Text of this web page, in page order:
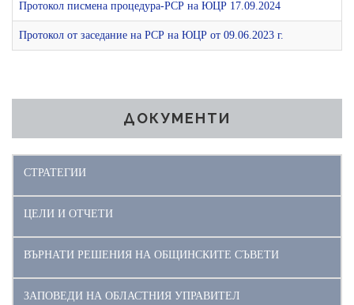
Протокол писмена процедура-РСР на ЮЦР 17.09.2024
Протокол от заседание на РСР на ЮЦР от 09.06.2023 г.
ДОКУМЕНТИ
СТРАТЕГИИ
ЦЕЛИ И ОТЧЕТИ
ВЪРНАТИ РЕШЕНИЯ НА ОБЩИНСКИТЕ СЪВЕТИ
ЗАПОВЕДИ НА ОБЛАСТНИЯ УПРАВИТЕЛ